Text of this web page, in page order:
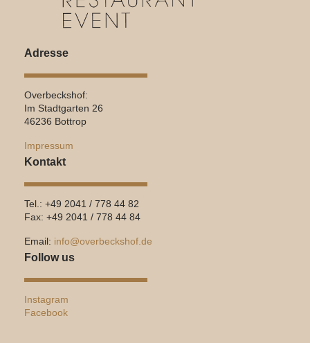
Adresse
Overbeckshof:
Im Stadtgarten 26
46236 Bottrop
Impressum
Kontakt
Tel.: +49 2041 / 778 44 82
Fax: +49 2041 / 778 44 84
Email: info@overbeckshof.de
Follow us
Instagram
Facebook